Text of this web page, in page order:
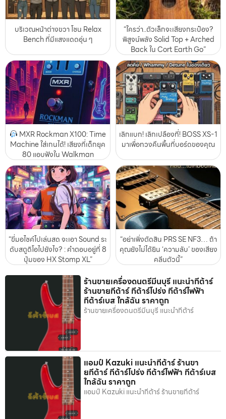
บริเวณหน้าต่างขวา โซน Relax
Bench ที่มีแสงแดดอุ่น ๆ
“ใครว่า..ตัวเล็กจะเสียงกระป๋อง?
พิสูจน์พลัง Solid Top + Arched
Back ใน Cort Earth Go”
MXR Rockman X100: Time
Machine ใส่เกนได้! เสียงที่เด็กยุค
80 แอบฟังใน Walkman
เลิกแบก! เลิกเปลืองที่! BOSS XS-1
มาเพื่อทวงคืนพื้นที่บอร์ดของคุณ
“ขี่มอไซค์ไปเล่นสด จะเอา Sound ระ
ดับสตูดิโอไปยังไง? : คำตอบอยู่ที่ 8
ปุ่มของ HX Stomp XL”
“อย่าเพิ่งตัดสิน PRS SE NF3… ถ้า
คุณยังไม่ได้ยิน ‘ความลับ’ ของเสียง
คลีนตัวนี้”
ร้านขายเครื่องดนตรีมีนบุรี แนะนำกีต้าร์
ร้านขายกีต้าร์ กีต้าร์โปร่ง กีต้าร์ไฟฟ้า
กีต้าร์เบส ใกล้ฉัน ราคาถูก
ร้านขายเครื่องดนตรีมีนบุรี แนะนำกีต้าร์
แอมป์ Kazuki แนะนำกีต้าร์ ร้านขา
ยกีต้าร์ กีต้าร์โปร่ง กีต้าร์ไฟฟ้า กีต้าร์เบส
ใกล้ฉัน ราคาถูก
แอมป์ Kazuki แนะนำกีต้าร์ ร้านขายกีต้าร์